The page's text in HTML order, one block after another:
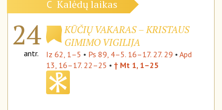
C Kalėdų laikas
24
antr.
KŪČIŲ VAKARAS – KRISTAUS
GIMIMO VIGILIJA
Iz 62, 1–5 • Ps 89, 4–5. 16–17. 27. 29 • Apd
13, 16–17. 22–25 • † Mt 1, 1–25